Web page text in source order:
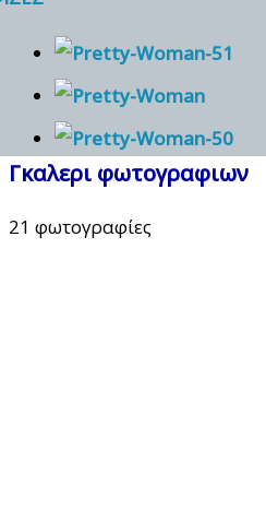
Γκαλερι φωτογραφιων
21 φωτογραφίες